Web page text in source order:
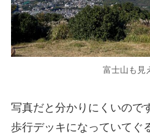
富士山も見
写真だと分かりにくいので
歩行デッキになっていてぐ